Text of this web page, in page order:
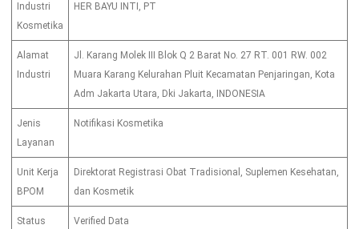
Industri
Kosmetika
HER BAYU INTI, PT
Alamat
Industri
Jl. Karang Molek III Blok Q 2 Barat No. 27 RT. 001 RW. 002
Muara Karang Kelurahan Pluit Kecamatan Penjaringan, Kota
Adm Jakarta Utara, Dki Jakarta, INDONESIA
Jenis
Layanan
Notifikasi Kosmetika
Unit Kerja
BPOM
Direktorat Registrasi Obat Tradisional, Suplemen Kesehatan,
dan Kosmetik
Status
Verified Data